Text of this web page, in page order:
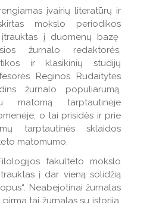
įvairių literatūrų ir
mokslo periodikos
įtrauktas į duomenų bazę
žurnalo redaktorės,
ir klasikinių studijų
Reginos Rudaitytės
žurnalo populiarumą,
tarptautinėje
o tai prisidės ir prie
tarptautinės sklaidos
matomumo.
fakulteto mokslo
į dar vieną solidžią
Neabejotinai žurnalas